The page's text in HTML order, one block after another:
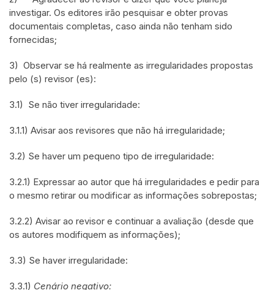
investigar. Os editores irão pesquisar e obter provas
documentais completas, caso ainda não tenham sido
fornecidas;
3) Observar se há realmente as irregularidades propostas
pelo (s) revisor (es):
3.1) Se não tiver irregularidade:
3.1.1) Avisar aos revisores que não há irregularidade;
3.2) Se haver um pequeno tipo de irregularidade:
3.2.1) Expressar ao autor que há irregularidades e pedir para
o mesmo retirar ou modificar as informações sobrepostas;
3.2.2) Avisar ao revisor e continuar a avaliação (desde que
os autores modifiquem as informações);
3.3) Se haver irregularidade:
3.3.1) Cenário negativo: